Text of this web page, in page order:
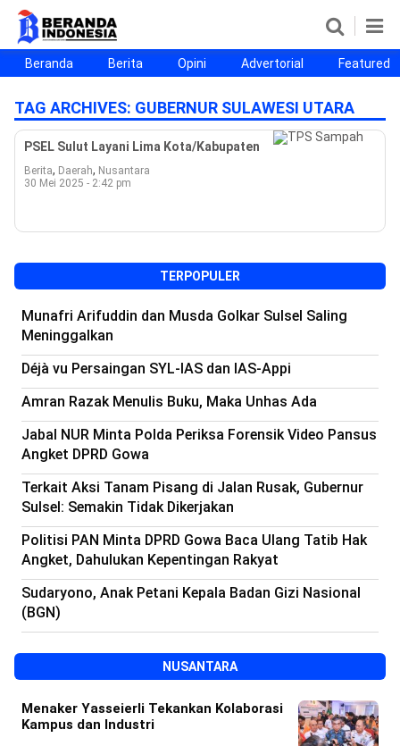
Beranda
Berita
Opini
Advertorial
Featured
Beranda25
SEGMEN
Nusantara
Jabodetabek
Sulselbar
Kota Makassar
©
Copyright
2026
Beranda
Indonesia
All
Right
Reserved
Beranda Berita Opini Advertorial Featured
TAG ARCHIVES: GUBERNUR SULAWESI UTARA
PSEL Sulut Layani Lima Kota/Kabupaten
Berita, Daerah, Nusantara
30 Mei 2025 - 2:42 pm
TERPOPULER
Munafri Arifuddin dan Musda Golkar Sulsel Saling
Meninggalkan
Déjà vu Persaingan SYL-IAS dan IAS-Appi
Amran Razak Menulis Buku, Maka Unhas Ada
Jabal NUR Minta Polda Periksa Forensik Video Pansus
Angket DPRD Gowa
Terkait Aksi Tanam Pisang di Jalan Rusak, Gubernur
Sulsel: Semakin Tidak Dikerjakan
Politisi PAN Minta DPRD Gowa Baca Ulang Tatib Hak
Angket, Dahulukan Kepentingan Rakyat
Sudaryono, Anak Petani Kepala Badan Gizi Nasional
(BGN)
NUSANTARA
Menaker Yasseierli Tekankan Kolaborasi
Kampus dan Industri